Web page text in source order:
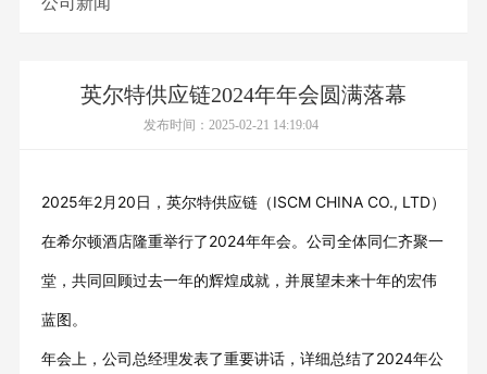
英尔特供应链2024年年会圆满落幕
发布时间：2025-02-21 14:19:04
2025年2月20日，英尔特供应链（ISCM CHINA CO., LTD）
在希尔顿酒店隆重举行了2024年年会。公司全体同仁齐聚一
堂，共同回顾过去一年的辉煌成就，并展望未来十年的宏伟
蓝图。
年会上，公司总经理发表了重要讲话，详细总结了2024年公